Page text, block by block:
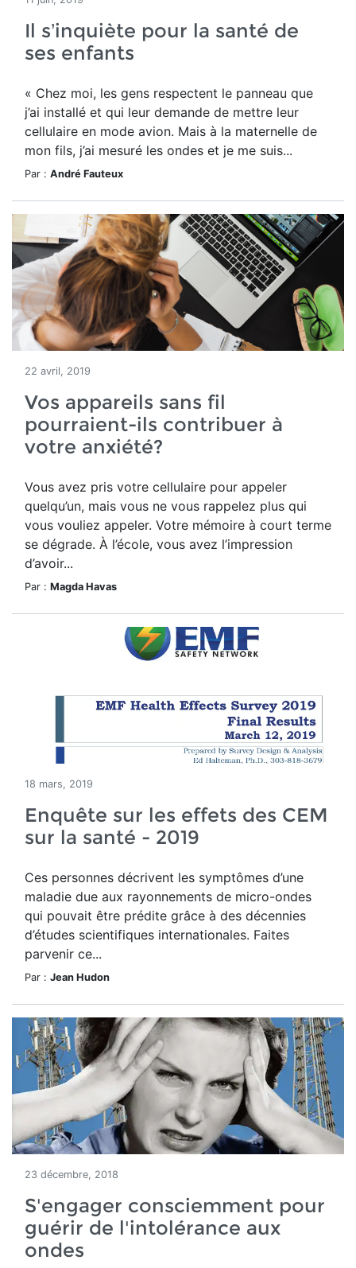
Il s’inquiète pour la santé de
ses enfants
« Chez moi, les gens respectent le panneau que
j’ai installé et qui leur demande de mettre leur
cellulaire en mode avion. Mais à la maternelle de
mon fils, j’ai mesuré les ondes et je me suis...
Par : André Fauteux
22 avril, 2019
Vos appareils sans fil
pourraient-ils contribuer à
votre anxiété?
Vous avez pris votre cellulaire pour appeler
quelqu’un, mais vous ne vous rappelez plus qui
vous vouliez appeler. Votre mémoire à court terme
se dégrade. À l’école, vous avez l’impression
d’avoir...
Par : Magda Havas
18 mars, 2019
Enquête sur les effets des CEM
sur la santé - 2019
Ces personnes décrivent les symptômes d’une
maladie due aux rayonnements de micro-ondes
qui pouvait être prédite grâce à des décennies
d’études scientifiques internationales. Faites
parvenir ce...
Par : Jean Hudon
23 décembre, 2018
S'engager consciemment pour
guérir de l'intolérance aux
ondes